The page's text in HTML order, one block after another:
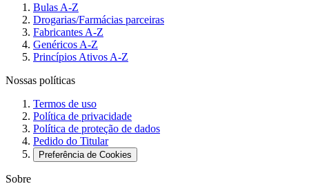
Bulas A-Z
Drogarias/Farmácias parceiras
Fabricantes A-Z
Genéricos A-Z
Princípios Ativos A-Z
Nossas políticas
Termos de uso
Política de privacidade
Política de proteção de dados
Pedido do Titular
Preferência de Cookies
Sobre